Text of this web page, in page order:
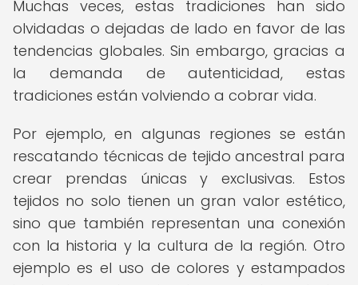
Muchas veces, estas tradiciones han sido
olvidadas o dejadas de lado en favor de las
tendencias globales. Sin embargo, gracias a
la demanda de autenticidad, estas
tradiciones están volviendo a cobrar vida.
Por ejemplo, en algunas regiones se están
rescatando técnicas de tejido ancestral para
crear prendas únicas y exclusivas. Estos
tejidos no solo tienen un gran valor estético,
sino que también representan una conexión
con la historia y la cultura de la región. Otro
ejemplo es el uso de colores y estampados